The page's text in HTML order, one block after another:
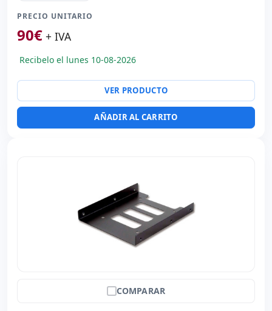
PRECIO UNITARIO
90€ + IVA
Recibelo el lunes 10-08-2026
VER PRODUCTO
AÑADIR AL CARRITO
COMPARAR